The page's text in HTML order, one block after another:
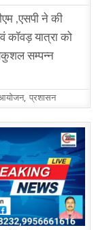
,एसपी ने की
कॉवड़ यात्रा को
सकुशल सम्पन्न
,प्रशासन